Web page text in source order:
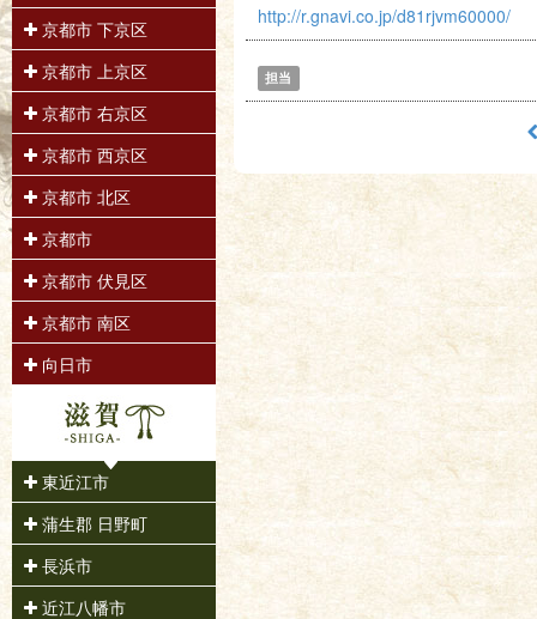
京都市 下京区
京都市 上京区
京都市 右京区
京都市 西京区
京都市 北区
京都市
京都市 伏見区
京都市 南区
向日市
東近江市
蒲生郡 日野町
長浜市
近江八幡市
http://r.gnavi.co.jp/d81rjvm60000/
担当